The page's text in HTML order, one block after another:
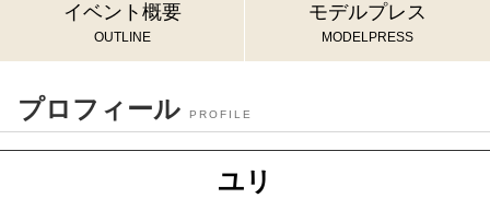
イベント概要
OUTLINE
モデルプレス
MODELPRESS
プロフィール PROFILE
ユリ